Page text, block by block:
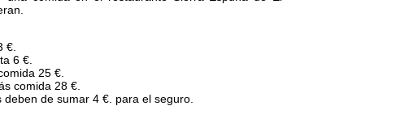
€.
6 €.
25 €.
comida 28 €.
deben de sumar 4 €. para el seguro.